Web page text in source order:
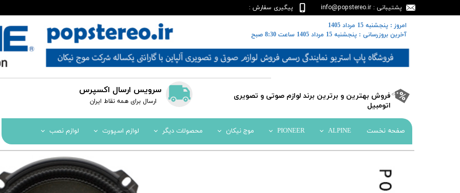
سرویس ارسال اکسپرس
​​ارسال برای همه نقاط ایران
پشتیبانی : info@popstereo.ir
پیگیری سفارش :
02188457837
​فروش بهترین و برترین برند لوازم صوتی و تصویری
اتومبیل​​​​​​​
صفحه نخست ALPINE
PIONEER موج نیکان محصولات دیگر لوازم اسپورت لوازم نصب
​​امروز : پنجشنبه 15 مرداد 1405
​​​​​​​آخرین بروزرسانی : پنجشنبه 15 مرداد 1405 ساعت 8:30 صبح